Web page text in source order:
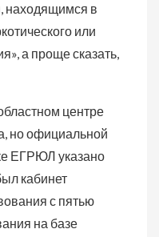
находящимся в
или
а проще сказать,
центре
но официальной
ЕГРЮЛ указано
кабинет
с пятью
на базе